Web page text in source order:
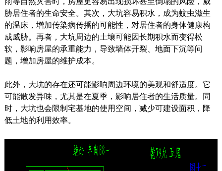
胁居住者的生命安全。其次，大坑容易积水，成为蚊虫滋生
的温床，增加传染病传播的可能性，对居住者的身体健康构
成威胁。再者，大坑周边的土壤可能因长期积水而变得松
软，影响房屋的承重能力，导致墙体开裂、地面下沉等问
题，增加房屋的维护成本。
此外，大坑的存在还可能影响周边环境的美观和舒适度。它
可能散发异味，尤其是在夏季，影响居住者的生活质量。同
时，大坑也会限制宅基地的使用空间，减少可建设面积，降
低土地的利用效率。